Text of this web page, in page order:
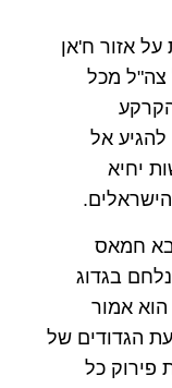
אזור ח'אן
של צה"ל מכל
אל
יחיא
חמאס
בגדוג
אמור
הגדודים של
פירוק כל